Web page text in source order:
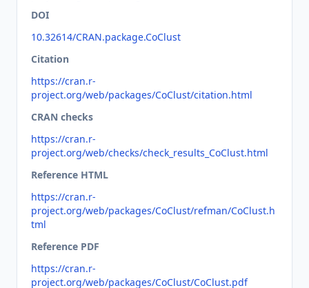
DOI
10.32614/CRAN.package.CoClust
Citation
https://cran.r-
project.org/web/packages/CoClust/citation.html
CRAN checks
https://cran.r-
project.org/web/checks/check_results_CoClust.html
Reference HTML
https://cran.r-
project.org/web/packages/CoClust/refman/CoClust.h
tml
Reference PDF
https://cran.r-
project.org/web/packages/CoClust/CoClust.pdf